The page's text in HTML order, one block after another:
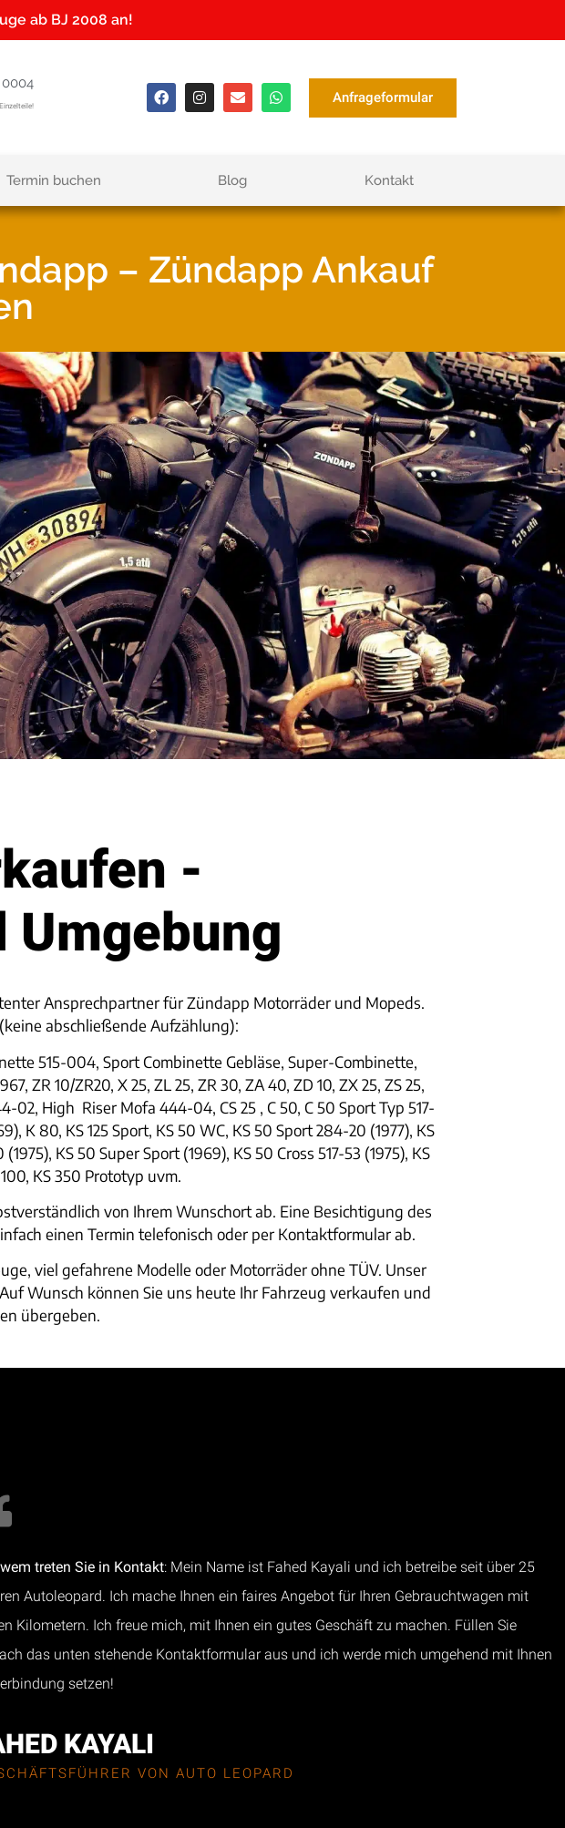
ab BJ 2008 an!
0004
Anfrageformular
Termin buchen Blog Kontakt
– Zündapp Ankauf
-
Umgebung
Ansprechpartner für Zündapp Motorräder und Mopeds.
abschließende Aufzählung):
515-004, Sport Combinette Gebläse, Super-Combinette,
ZR 10/ZR20, X 25, ZL 25, ZR 30, ZA 40, ZD 10, ZX 25, ZS 25,
02, High Riser Mofa 444-04, CS 25 , C 50, C 50 Sport Typ 517-
K 80, KS 125 Sport, KS 50 WC, KS 50 Sport 284-20 (1977), KS
KS 50 Super Sport (1969), KS 50 Cross 517-53 (1975), KS
KS 350 Prototyp uvm.
von Ihrem Wunschort ab. Eine Besichtigung des
einen Termin telefonisch oder per Kontaktformular ab.
viel gefahrene Modelle oder Motorräder ohne TÜV. Unser
Wunsch können Sie uns heute Ihr Fahrzeug verkaufen und
übergeben.
treten Sie in Kontakt: Mein Name ist Fahed Kayali und ich betreibe seit über 25
Autoleopard. Ich mache Ihnen ein faires Angebot für Ihren Gebrauchtwagen mit
Kilometern. Ich freue mich, mit Ihnen ein gutes Geschäft zu machen. Füllen Sie
das unten stehende Kontaktformular aus und ich werde mich umgehend mit Ihnen
setzen!
KAYALI
VON AUTO LEOPARD